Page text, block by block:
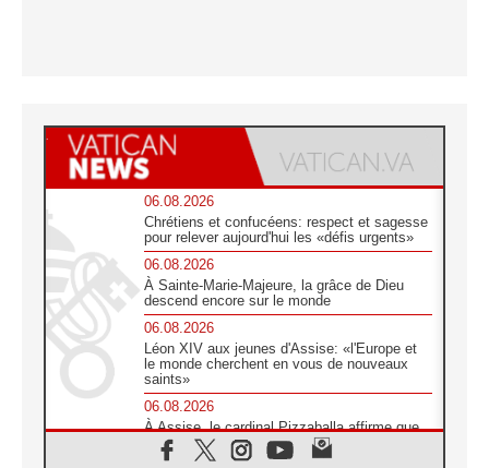
06.08.2026
Chrétiens et confucéens: respect et sagesse
pour relever aujourd'hui les «défis urgents»
06.08.2026
À Sainte-Marie-Majeure, la grâce de Dieu
descend encore sur le monde
06.08.2026
Léon XIV aux jeunes d'Assise: «l'Europe et
le monde cherchent en vous de nouveaux
saints»
06.08.2026
À Assise, le cardinal Pizzaballa affirme que
«les chrétiens veulent la paix»